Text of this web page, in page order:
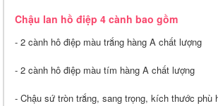
Chậu lan hồ điệp 4 cành bao gồm
- 2 cành hô điệp màu trắng hàng A chất lượng
- 2 cành hô điệp màu tím hàng A chất lượng
- Chậu sứ tròn trắng, sang trọng, kích thước phù